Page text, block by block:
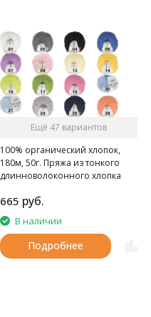
Ещё 47 вариантов
100% органический хлопок,
180м, 50г. Пряжа из тонкого
длинноволоконного хлопка
665 руб.
В наличии
Подробнее